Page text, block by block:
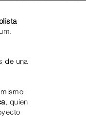
de una
, quien